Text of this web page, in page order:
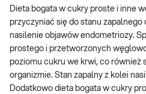
Dieta bogata w cukry proste i inne
przyczyniać się do stanu zapalnego
nasilenie objawów endometriozy.
prostego i przetworzonych
poziomu cukru we krwi, co również
organizmie. Stan zapalny z kolei
Dodatkowo dieta bogata w cukry